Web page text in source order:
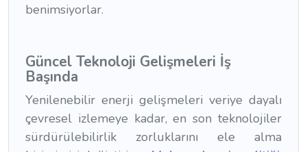
benimsiyorlar.
Güncel Teknoloji Gelişmeleri İş
Başında
Yenilenebilir enerji gelişmeleri veriye dayalı
çevresel izlemeye kadar, en son teknolojiler
sürdürülebilirlik zorluklarını ele alma